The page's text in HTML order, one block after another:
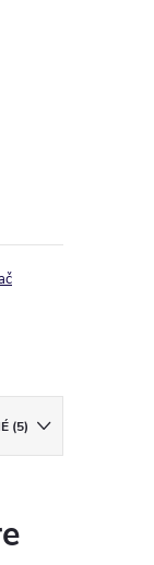
(5)